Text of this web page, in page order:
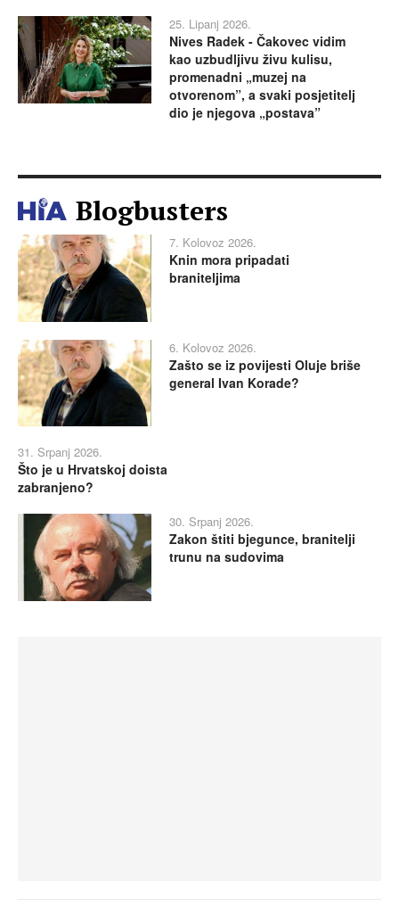
25. Lipanj 2026.
Nives Radek - Čakovec vidim
kao uzbudljivu živu kulisu,
promenadni „muzej na
otvorenom”, a svaki posjetitelj
dio je njegova „postava”
Blogbusters
7. Kolovoz 2026.
Knin mora pripadati
braniteljima
6. Kolovoz 2026.
Zašto se iz povijesti Oluje briše
general Ivan Korade?
31. Srpanj 2026.
Što je u Hrvatskoj doista
zabranjeno?
30. Srpanj 2026.
Zakon štiti bjegunce, branitelji
trunu na sudovima